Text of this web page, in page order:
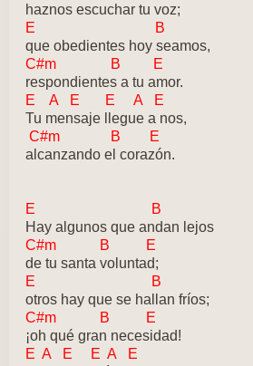
haznos escuchar tu voz;
E B
que obedientes hoy seamos,
C#m B E
respondientes a tu amor.
E A E E A E
Tu mensaje llegue a nos,
C#m B E
alcanzando el corazón.
E B
Hay algunos que andan lejos
C#m B E
de tu santa voluntad;
E B
otros hay que se hallan fríos;
C#m B E
¡oh qué gran necesidad!
E A E E A E